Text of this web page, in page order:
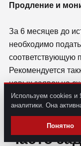
Продление и
За 6 месяцев до
необходимо
соответствующую
Рекомендуется
новых заявок на
подавать
Часто
Используем cookies и
аналитики. Она
Понятно